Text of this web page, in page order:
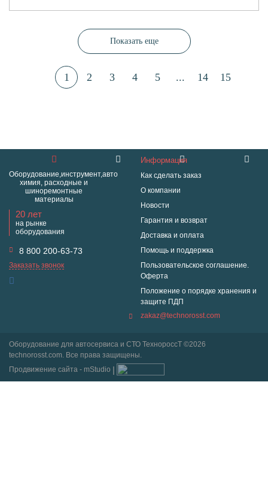
Показать еще
1 2 3 4 5 ... 14 15
Оборудование,инструмент,авто
химия, расходные и
шиноремонтные
материалы
20 лет
на рынке
оборудования
8 800 200-63-73
Заказать звонок
Информация
Как сделать заказ
О компании
Новости
Гарантия и возврат
Доставка и оплата
Помощь и поддержка
Пользовательское соглашение.
Оферта
Положение о порядке хранения и
защите ПДП
zakaz@technorosst.com
Оборудование для автосервиса и СТО ТехнороссТ ©2026
technorosst.com. Все права защищены.
Продвижение сайта - mStudio